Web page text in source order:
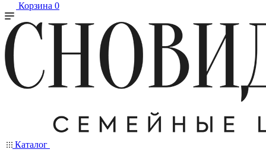
Корзина 0
Каталог